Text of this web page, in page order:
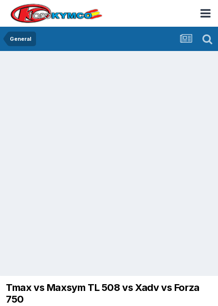
General
Tmax vs Maxsym TL 508 vs Xadv vs Forza
750